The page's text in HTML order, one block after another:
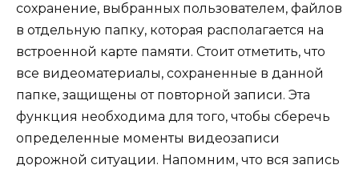
сохранение, выбранных пользователем, файлов
в отдельную папку, которая располагается на
встроенной карте памяти. Стоит отметить, что
все видеоматериалы, сохраненные в данной
папке, защищены от повторной записи. Эта
функция необходима для того, чтобы сберечь
определенные моменты видеозаписи
дорожной ситуации. Напомним, что вся запись